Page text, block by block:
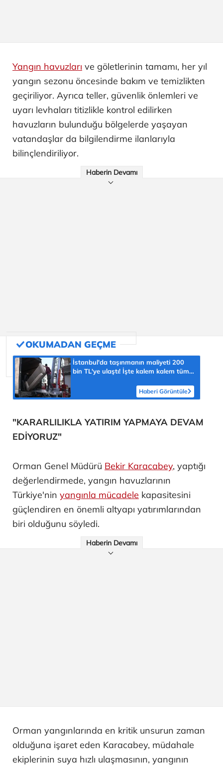
Yangın havuzları ve göletlerinin tamamı, her yıl
yangın sezonu öncesinde bakım ve temizlikten
geçiriliyor. Ayrıca teller, güvenlik önlemleri ve
uyarı levhaları titizlikle kontrol edilirken
havuzların bulunduğu bölgelerde yaşayan
vatandaşlar da bilgilendirme ilanlarıyla
bilinçlendiriliyor.
Haberin Devamı
İstanbul'da taşınmanın maliyeti 200
bin TL'ye ulaştı! İşte kalem kalem tüm
Haberi Görüntüle
"KARARLILIKLA YATIRIM YAPMAYA DEVAM
EDİYORUZ"
Orman Genel Müdürü Bekir Karacabey, yaptığı
değerlendirmede, yangın havuzlarının
Türkiye'nin yangınla mücadele kapasitesini
güçlendiren en önemli altyapı yatırımlarından
biri olduğunu söyledi.
Haberin Devamı
Orman yangınlarında en kritik unsurun zaman
olduğuna işaret eden Karacabey, müdahale
ekiplerinin suya hızlı ulaşmasının, yangının